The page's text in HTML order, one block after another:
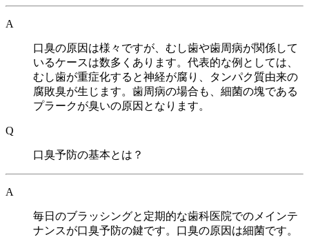
A
口臭の原因は様々ですが、むし歯や歯周病が関係して
いるケースは数多くあります。代表的な例としては、
むし歯が重症化すると神経が腐り、タンパク質由来の
腐敗臭が生じます。歯周病の場合も、細菌の塊である
プラークが臭いの原因となります。
Q
口臭予防の基本とは？
A
毎日のブラッシングと定期的な歯科医院でのメインテ
ナンスが口臭予防の鍵です。口臭の原因は細菌です。